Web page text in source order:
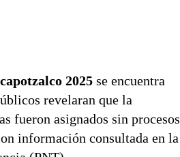
2025 se encuentra
revelaran que la
fueron asignados sin procesos
información consultada en la